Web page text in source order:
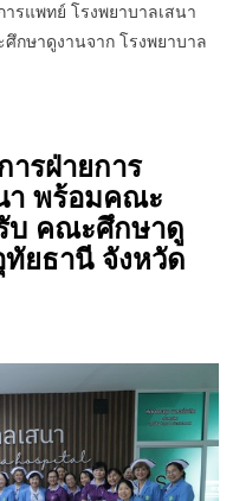
ารแพทย์ โรงพยาบาลเสนา
กษาดูงานจาก โรงพยาบาล
ารฝ่ายการ
า พร้อมคณะ
บ คณะศึกษาดู
ทัยธานี จังหวัด